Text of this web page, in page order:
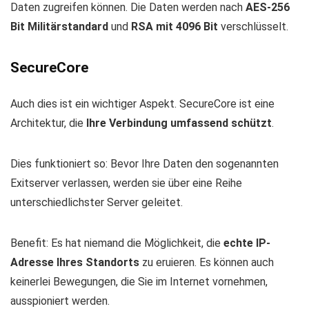
Daten zugreifen können. Die Daten werden nach AES-256
Bit Militärstandard und RSA mit 4096 Bit verschlüsselt.
SecureCore
Auch dies ist ein wichtiger Aspekt. SecureCore ist eine
Architektur, die
Ihre Verbindung umfassend schützt.
Dies funktioniert so: Bevor Ihre Daten den sogenannten
Exitserver verlassen, werden sie über eine Reihe
unterschiedlichster Server geleitet.
Benefit: Es hat niemand die Möglichkeit, die echte IP-
Adresse Ihres Standorts zu eruieren. Es können auch
keinerlei Bewegungen, die Sie im Internet vornehmen,
ausspioniert werden.